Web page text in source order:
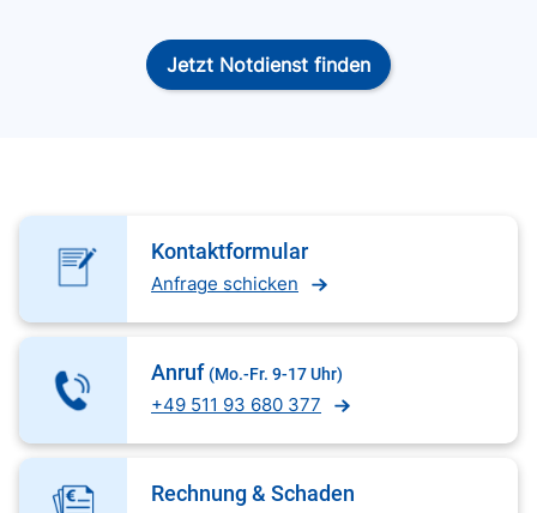
Jetzt Notdienst finden
Kontaktformular
Anfrage schicken
Anruf (Mo.-Fr. 9-17 Uhr)
+49 511 93 680 377
Rechnung & Schaden